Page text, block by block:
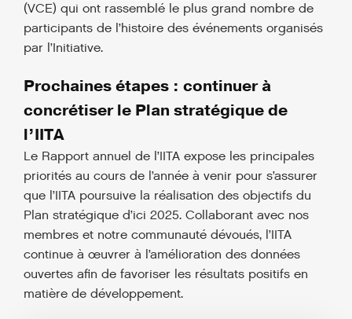
(VCE) qui ont rassemblé le plus grand nombre de
participants de l’histoire des événements organisés
par l’Initiative.
Prochaines étapes : continuer à
concrétiser le Plan stratégique de
l’IITA
Le Rapport annuel de l’IITA expose les principales
priorités au cours de l’année à venir pour s’assurer
que l’IITA poursuive la réalisation des objectifs du
Plan stratégique d’ici 2025. Collaborant avec nos
membres et notre communauté dévoués, l’IITA
continue à œuvrer à l’amélioration des données
ouvertes afin de favoriser les résultats positifs en
matière de développement.